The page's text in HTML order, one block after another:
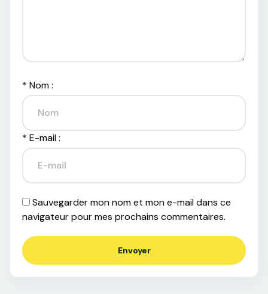
* Nom :
* E-mail :
Sauvegarder mon nom et mon e-mail dans ce
navigateur pour mes prochains commentaires.